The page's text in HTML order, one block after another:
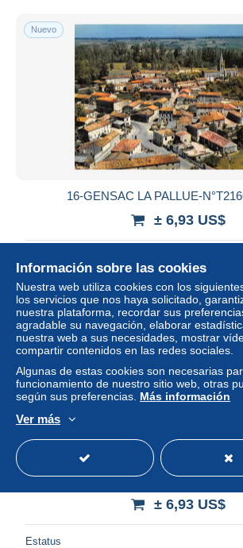
Nuevo
16-GENSAC LA PALLUE-
± 6,93 US$
Nuevo
16-SEGONZAC-N°T2166-D/
± 6,93 US$
Estatus
Información sobre las cookies
Nuestra web utiliza cookies con los
los servicios que nos haya solicitado,
nuestra plataforma, recordar sus
agradable su navegación, elaborar
nuestra web a sus necesidades, mostrar
compartir contenidos en las redes sociales.
Algunas de estas cookies son necesarias
funcionamiento de nuestro sitio web, otras
según sus preferencias. Más información
Ver más